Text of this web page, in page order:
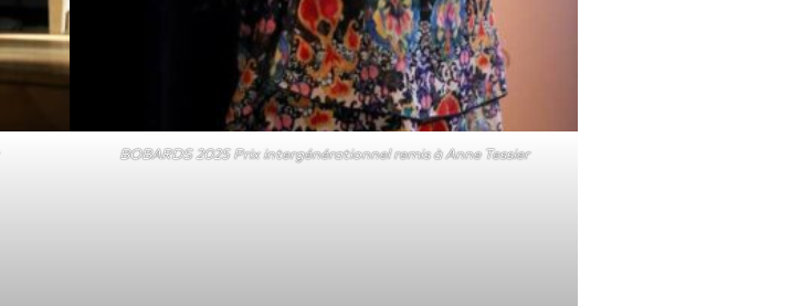
BOBARDS 2025 Prix intergénérationnel remis à Anne Tessier